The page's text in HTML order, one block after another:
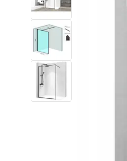
Sprchové žľaby
Vaňa so zástenou